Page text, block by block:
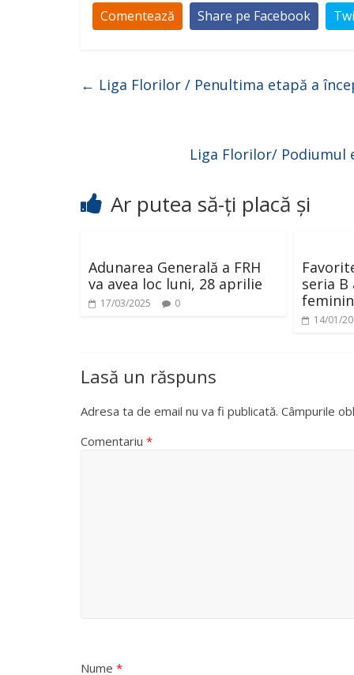
Comentează Share pe Facebook
← Liga Florilor / Penultima etapă a
Liga Florilor/ Podiumul
Ar putea să-ți placă și
Adunarea Generală a FRH
va avea loc luni, 28 aprilie
17/03/2025 0
seria B
feminin
14/01/
Lasă un răspuns
Adresa ta de email nu va fi publicată. Câmpurile
Comentariu *
Nume *